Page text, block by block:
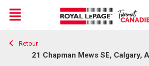
Live
En Direct
Menu
Retour
21 Chapman Mews SE, Calgary,